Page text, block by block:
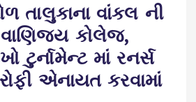
તાલુકાના વાંકલ ની
કોલેજ,
ટુર્નામેન્ટ માં રનર્સ
એનાયત કરવામાં